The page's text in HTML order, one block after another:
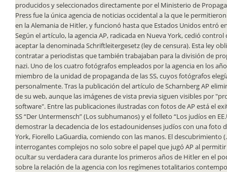
producidos y seleccionados directamente por el Ministerio de
Press fue la única agencia de noticias occidental a la que le
en la Alemania de Hitler, y funcionó hasta que Estados Unidos entró
Según el artículo, la agencia AP, radicada en Nueva York, cedió
aceptar la denominada Schriftleitergesetz (ley de censura). Esta ley
contratar a periodistas que también trabajaban para la división de
nazi. Uno de los cuatro fotógrafos empleados por la agencia en los
miembro de la unidad de propaganda de las SS, cuyos fotógrafos
personalmente. Tras la publicación del artículo de Scharnberg AP
de su web, aunque las imágenes de vista previa siguen visibles por
software". Entre las publicaciones ilustradas con fotos de AP está el
SS “Der Untermensch” (Los subhumanos) y el folleto “Los judíos en
demostrar la decadencia de los estadounidenses judíos con una foto
York, Fiorello LaGuardia, comiendo con las manos. El descubrimiento
interrogantes complejos no solo sobre el papel que jugó AP al permitir
ocultar su verdadera cara durante los primeros años de Hitler en el
sobre la relación de la agencia con los regímenes totalitarios